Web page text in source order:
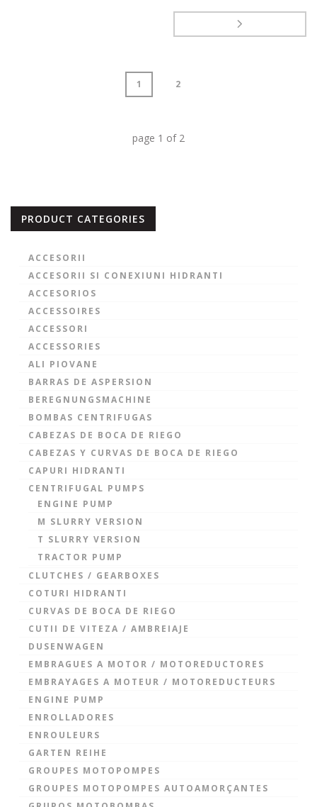
1 2
page 1 of 2
PRODUCT CATEGORIES
ACCESORII
ACCESORII SI CONEXIUNI HIDRANTI
ACCESORIOS
ACCESSOIRES
ACCESSORI
ACCESSORIES
ALI PIOVANE
BARRAS DE ASPERSION
BEREGNUNGSMACHINE
BOMBAS CENTRIFUGAS
CABEZAS DE BOCA DE RIEGO
CABEZAS Y CURVAS DE BOCA DE RIEGO
CAPURI HIDRANTI
CENTRIFUGAL PUMPS
ENGINE PUMP
M SLURRY VERSION
T SLURRY VERSION
TRACTOR PUMP
CLUTCHES / GEARBOXES
COTURI HIDRANTI
CURVAS DE BOCA DE RIEGO
CUTII DE VITEZA / AMBREIAJE
DUSENWAGEN
EMBRAGUES A MOTOR / MOTOREDUCTORES
EMBRAYAGES A MOTEUR / MOTOREDUCTEURS
ENGINE PUMP
ENROLLADORES
ENROULEURS
GARTEN REIHE
GROUPES MOTOPOMPES
GROUPES MOTOPOMPES AUTOAMORÇANTES